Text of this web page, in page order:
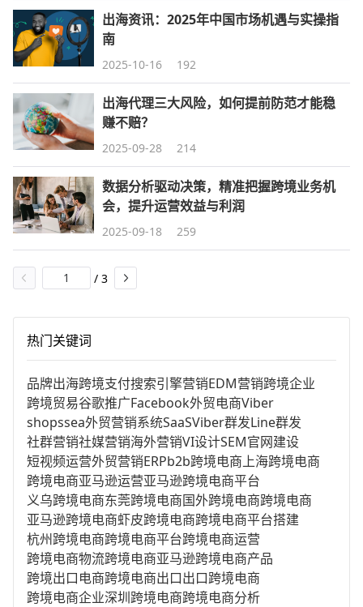
出海资讯：2025年中国市场机遇与实操指
南
2025-10-16 192
出海代理三大风险，如何提前防范才能稳
赚不赔？
2025-09-28 214
数据分析驱动决策，精准把握跨境业务机
会，提升运营效益与利润
2025-09-18 259
/ 3
热门关键词
品牌出海跨境支付搜索引擎营销EDM营销跨境企业
跨境贸易谷歌推广Facebook外贸电商Viber
shopssea外贸营销系统SaaSViber群发Line群发
社群营销社媒营销海外营销VI设计SEM官网建设
短视频运营外贸营销ERPb2b跨境电商上海跨境电商
跨境电商亚马逊运营亚马逊跨境电商平台
义乌跨境电商东莞跨境电商国外跨境电商跨境电商
亚马逊跨境电商虾皮跨境电商跨境电商平台搭建
杭州跨境电商跨境电商平台跨境电商运营
跨境电商物流跨境电商亚马逊跨境电商产品
跨境出口电商跨境电商出口出口跨境电商
跨境电商企业深圳跨境电商跨境电商分析